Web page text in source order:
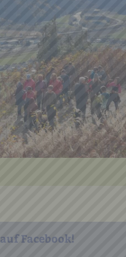
auf Facebook!